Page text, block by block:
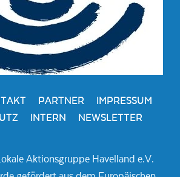
PARTNER
IMPRESSUM
INTERN NEWSLETTER
Aktionsgruppe Havelland e.V.